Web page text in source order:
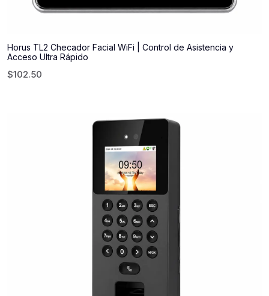
Horus TL2 Checador Facial WiFi | Control de Asistencia y
Acceso Ultra Rápido
$102.50